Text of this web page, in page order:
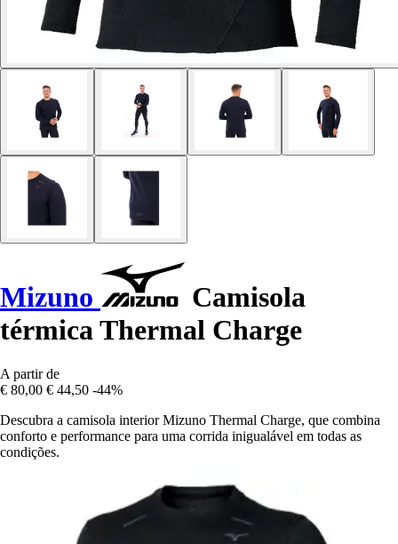
Mizuno
Camisola
térmica Thermal Charge
A partir de
€ 80,00 € 44,50 -44%
Descubra a camisola interior Mizuno Thermal Charge, que combina
conforto e performance para uma corrida inigualável em todas as
condições.